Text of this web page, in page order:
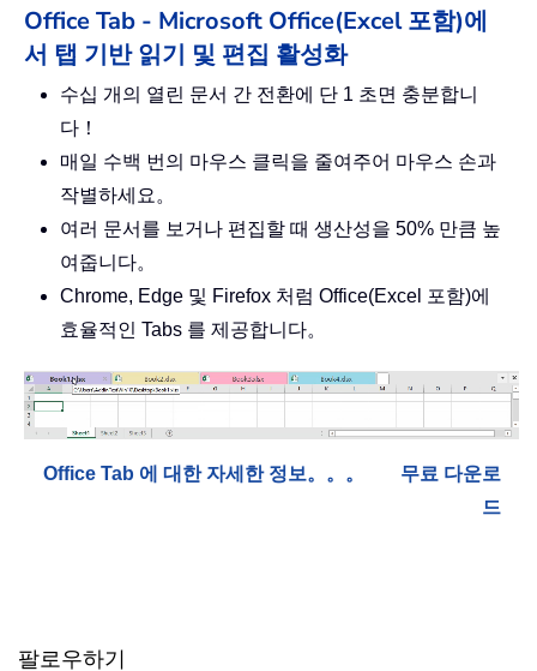
Office Tab - Microsoft Office(Excel 포함)에
서 탭 기반 읽기 및 편집 활성화
수십 개의 열린 문서 간 전환에 단 1 초면 충분합니
다！
매일 수백 번의 마우스 클릭을 줄여주어 마우스 손과
작별하세요。
여러 문서를 보거나 편집할 때 생산성을 50% 만큼 높
여줍니다。
Chrome, Edge 및 Firefox 처럼 Office(Excel 포함)에
효율적인 Tabs 를 제공합니다。
Office Tab 에 대한 자세한 정보。。。
무료 다운로
드
팔로우하기